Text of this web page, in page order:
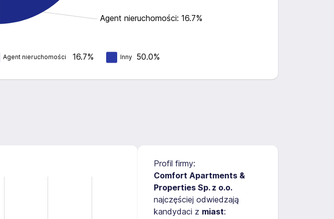
Agent nieruchomości: 16.7%
Agent nieruchomości 16.7% Inny 50.0%
Profil firmy:
Comfort Apartments &
Properties Sp. z o.o.
najczęściej odwiedzają
kandydaci z miast: